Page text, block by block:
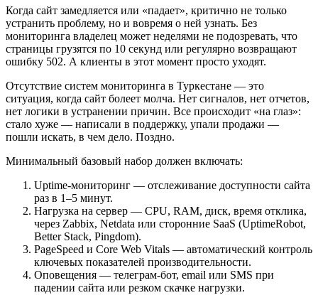
Когда сайт замедляется или «падает», критично не только
устранить проблему, но и вовремя о ней узнать. Без
мониторинга владелец может неделями не подозревать, что
страницы грузятся по 10 секунд или регулярно возвращают
ошибку 502. А клиенты в этот момент просто уходят.
Отсутствие систем мониторинга в Туркестане — это
ситуация, когда сайт болеет молча. Нет сигналов, нет отчетов,
нет логики в устранении причин. Все происходит «на глаз»:
стало хуже — написали в поддержку, упали продажи —
пошли искать, в чем дело. Поздно.
Минимальный базовый набор должен включать:
Uptime-мониторинг — отслеживание доступности сайта
раз в 1–5 минут.
Нагрузка на сервер — CPU, RAM, диск, время отклика,
через Zabbix, Netdata или сторонние SaaS (UptimeRobot,
Better Stack, Pingdom).
PageSpeed и Core Web Vitals — автоматический контроль
ключевых показателей производительности.
Оповещения — телеграм-бот, email или SMS при
падении сайта или резком скачке нагрузки.